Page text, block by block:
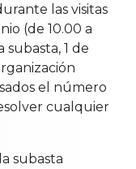
las visitas
(de 10.00 a
subasta, 1 de
el número
cualquier
subasta